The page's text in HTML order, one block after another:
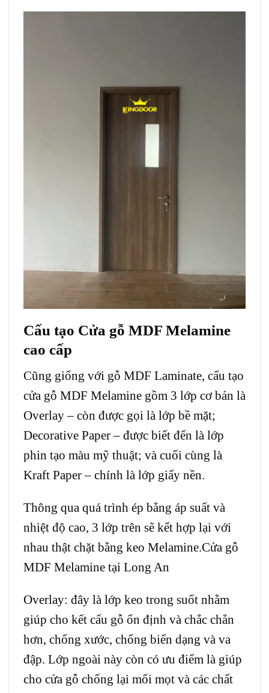
Cấu tạo Cửa gỗ MDF Melamine
cao cấp
Cũng giống với gỗ MDF Laminate, cấu tạo
cửa gỗ MDF Melamine gồm 3 lớp cơ bản là
Overlay – còn được gọi là lớp bề mặt;
Decorative Paper – được biết đến là lớp
phin tạo màu mỹ thuật; và cuối cùng là
Kraft Paper – chính là lớp giấy nền.
Thông qua quá trình ép bằng áp suất và
nhiệt độ cao, 3 lớp trên sẽ kết hợp lại với
nhau thật chặt bằng keo Melamine.Cửa gỗ
MDF Melamine tại Long An
Overlay: đây là lớp keo trong suốt nhằm
giúp cho kết cấu gỗ ổn định và chắc chắn
hơn, chống xước, chống biến dạng và va
đập. Lớp ngoài này còn có ưu điểm là giúp
cho cửa gỗ chống lại mối mọt và các chất